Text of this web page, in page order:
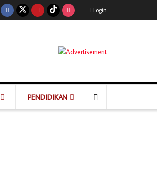
Login
PENDIDIKAN